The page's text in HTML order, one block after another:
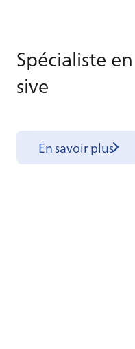
Spé­cia­liste
sive
En savoir plus